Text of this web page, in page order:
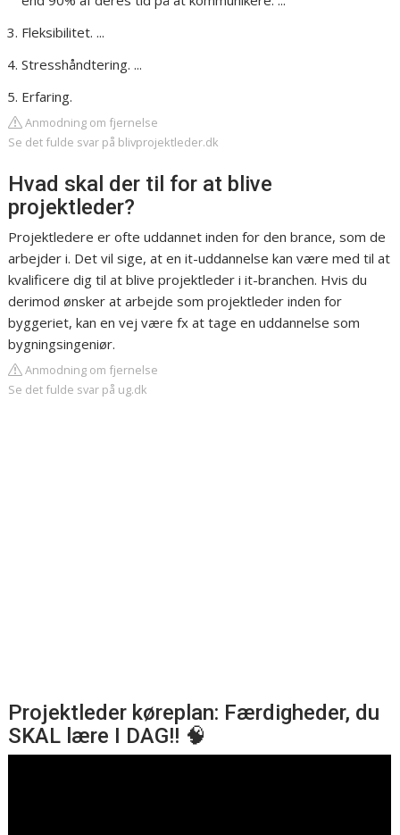
Fleksibilitet. ...
Stresshåndtering. ...
Erfaring.
Anmodning om fjernelse
Se det fulde svar på blivprojektleder.dk
Hvad skal der til for at blive
projektleder?
Projektledere er ofte uddannet inden for den brance, som de
arbejder i. Det vil sige, at en it-uddannelse kan være med til at
kvalificere dig til at blive projektleder i it-branchen. Hvis du
derimod ønsker at arbejde som projektleder inden for
byggeriet, kan en vej være fx at tage en uddannelse som
bygningsingeniør.
Anmodning om fjernelse
Se det fulde svar på ug.dk
Projektleder køreplan: Færdigheder, du
SKAL lære I DAG!! 🧠